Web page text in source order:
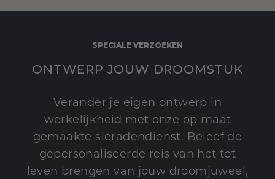
SPECIALE VERZOEKEN
ONTWERP JOUW DROOMSTUK
Verander je eigen ontwerp in
werkelijkheid met onze op maat
gemaakte sieradendienst. Beleef de
gepersonaliseerde reis van het tot
leven brengen van jouw droomjuweel,